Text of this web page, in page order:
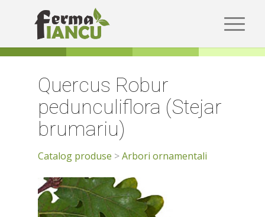
Quercus Robur
pedunculiflora (Stejar
brumariu)
Catalog produse >Arbori ornamentali